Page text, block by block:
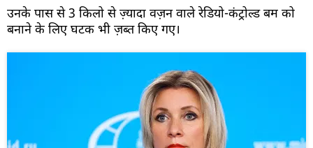
उनके पास से 3 किलो से ज़्यादा वज़न वाले रेडियो-कंट्रोल्ड बम को
बनाने के लिए घटक भी ज़ब्त किए गए।